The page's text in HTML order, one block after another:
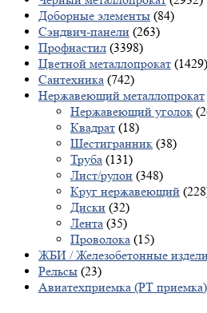
Доборные элементы (84)
Сэндвич-панели (263)
Профнастил (3398)
Цветной металлопрокат (1429)
Сантехника (742)
Нержавеющий металлопрокат
Нержавеющий уголок
Квадрат (18)
Шестигранник (38)
Труба (131)
Лист/рулон (348)
Круг нержавеющий
Диски (32)
Лента (35)
Проволока (15)
ЖБИ / Железобетонные
Рельсы (23)
Авиатехприемка (РТ приемка)